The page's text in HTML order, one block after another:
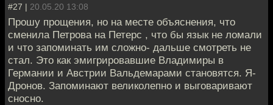
#27 | 20.05.20 13:08
Прошу прощения, но на месте объяснения, что
сменила Петрова на Петерс , что бы язык не ломали
и что запоминать им сложно- дальше смотреть не
стал. Это как эмигрировавшие Владимиры в
Германии и Австрии Вальдемарами становятся. Я-
Дронов. Запоминают великолепно и выговаривают
сносно.